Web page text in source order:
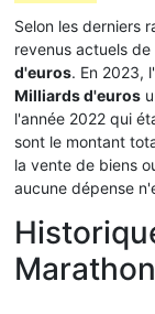
Selon les derniers
revenus actuels
d'euros. En 2023,
Milliards d'euros
l'année 2022 qui
sont le montant
la vente de biens
aucune dépense